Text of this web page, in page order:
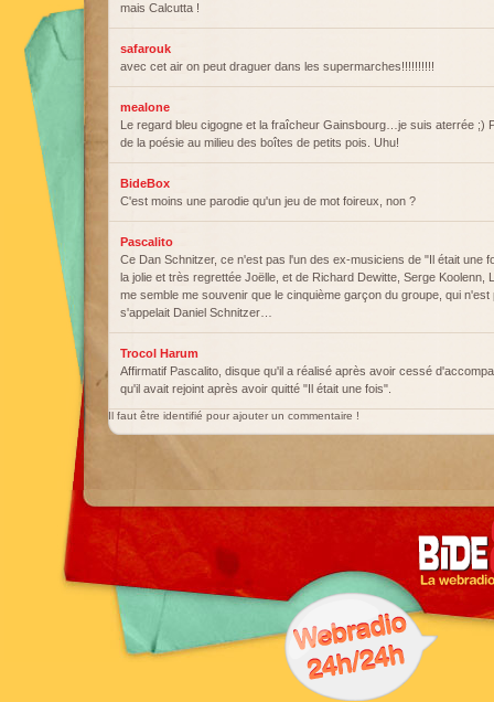
mais Calcutta !
safarouk
avec cet air on peut draguer dans les supermarches!!!!!!!!!!
mealone
Le regard bleu cigogne et la fraîcheur Gainsbourg…je suis aterrée ;)
de la poésie au milieu des boîtes de petits pois. Uhu!
BideBox
C'est moins une parodie qu'un jeu de mot foireux, non ?
Pascalito
Ce Dan Schnitzer, ce n'est pas l'un des ex-musiciens de "Il était une
la jolie et très regrettée Joëlle, et de Richard Dewitte, Serge Koolenn,
me semble me souvenir que le cinquième garçon du groupe, qui
s'appelait Daniel Schnitzer…
Trocol Harum
Affirmatif Pascalito, disque qu'il a réalisé après avoir cessé
qu'il avait rejoint après avoir quitté "Il était une fois".
Il faut être identifié pour ajouter un commentaire !